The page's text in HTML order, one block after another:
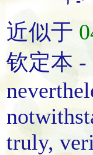
近似于
钦定本 -
truly,